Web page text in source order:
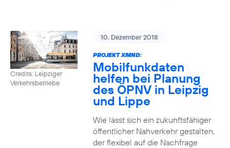
Credits: Leipziger
Verkehrsbetriebe
10. Dezember 2018
PROJEKT XMND:
Mobilfunkdaten
helfen bei Planung
des ÖPNV in Leipzig
und Lippe
Wie lässt sich ein zukunftsfähiger
öffentlicher Nahverkehr gestalten,
der flexibel auf die Nachfrage